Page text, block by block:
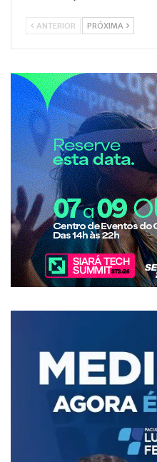
ANTERIOR PRÓXIMA